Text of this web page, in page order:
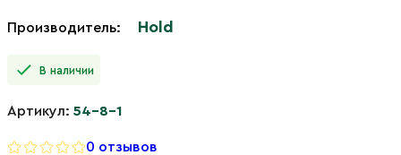
Производитель: Hold
В наличии
Артикул: 54-8-1
0 отзывов